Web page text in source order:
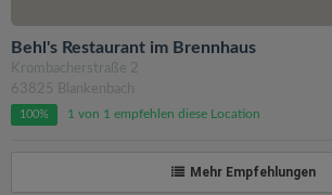
Behl's Restaurant im Brennhaus
Krombacherstraße 2
63825 Blankenbach
100% 1 von 1 empfehlen diese Location
Mehr Empfehlungen